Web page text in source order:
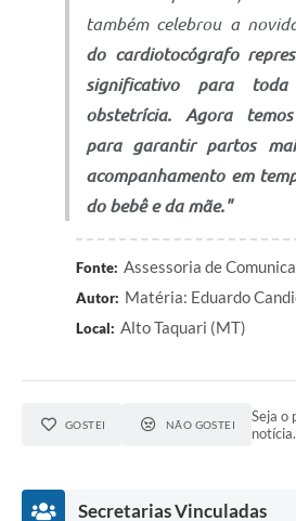
também celebrou a
do cardiotocógrafo
significativo para
obstetrícia. Agora
para garantir partos
acompanhamento em
do bebê e da mãe."
Fonte: Assessoria de
Autor: Matéria: Eduardo
Local: Alto Taquari (MT)
GOSTEI NÃO GOSTEI
Seja o
notícia.
Secretarias Vinculadas